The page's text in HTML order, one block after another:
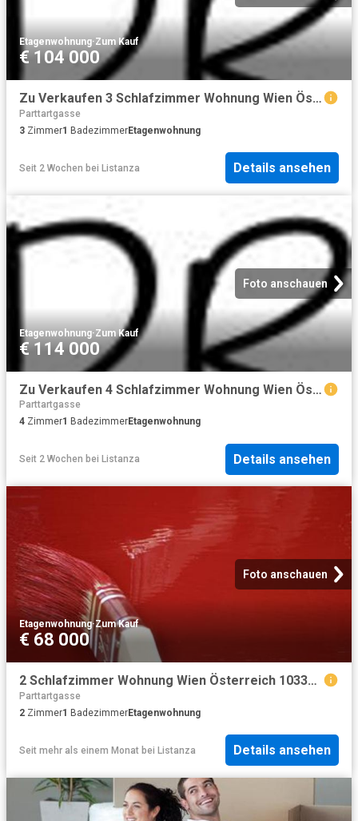
Etagenwohnung·Zum Kauf
€ 104 000
Zu Verkaufen 3 Schlafzimmer Wohnung Wien Österreich DS104371102
Parttartgasse
3 Zimmer1 BadezimmerEtagenwohnung
Seit 2 Wochen bei Listanza Details ansehen
Foto anschauen
Etagenwohnung·Zum Kauf
€ 114 000
Zu Verkaufen 4 Schlafzimmer Wohnung Wien Österreich DS104371101
Parttartgasse
4 Zimmer1 BadezimmerEtagenwohnung
Seit 2 Wochen bei Listanza Details ansehen
Foto anschauen
Etagenwohnung·Zum Kauf
€ 68 000
2 Schlafzimmer Wohnung Wien Österreich 103375835
Parttartgasse
2 Zimmer1 BadezimmerEtagenwohnung
Seit mehr als einem Monat bei Listanza Details ansehen